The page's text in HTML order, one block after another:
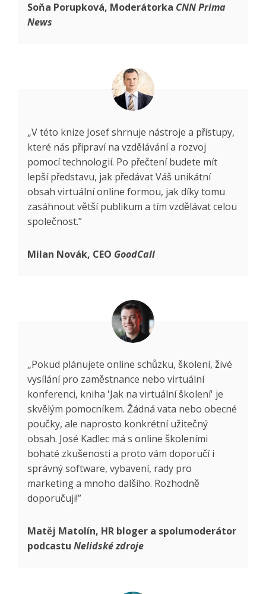
Soňa Porupková, Moderátorka CNN Prima
News
„V této knize Josef shrnuje nástroje a přístupy,
které nás připraví na vzdělávání a rozvoj
pomocí technologií. Po přečtení budete mít
lepší představu, jak předávat Váš unikátní
obsah virtuální online formou, jak díky tomu
zasáhnout větší publikum a tím vzdělávat celou
společnost.”
Milan Novák, CEO GoodCall
„Pokud plánujete online schůzku, školení, živé
vysílání pro zaměstnance nebo virtuální
konferenci, kniha 'Jak na virtuální školení' je
skvělým pomocníkem. Žádná vata nebo obecné
poučky, ale naprosto konkrétní užitečný
obsah. José Kadlec má s online školeními
bohaté zkušenosti a proto vám doporučí i
správný software, vybavení, rady pro
marketing a mnoho dalšího. Rozhodně
doporučuji!”
Matěj Matolín, HR bloger a spolumoderátor
podcastu Nelidské zdroje